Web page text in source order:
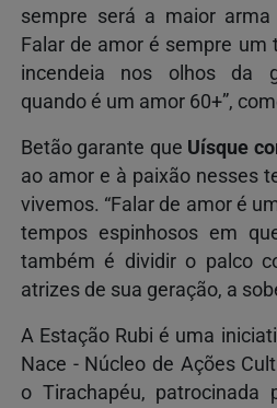
sempre será a maior
Falar de amor é sempre um
incendeia nos olhos da
quando é um amor 60+”,
Betão garante que Uísque
ao amor e à paixão nesses
vivemos. “Falar de amor é
tempos espinhosos em
também é dividir o palco
atrizes de sua geração, a
A Estação Rubi é uma
Nace - Núcleo de Ações
o Tirachapéu, patrocinada